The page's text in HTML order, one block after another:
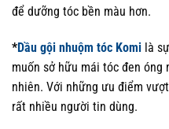
để dưỡng tóc bền màu hơn.
*Dầu gội nhuộm tóc Komi là
muốn sở hữu mái tóc đen
nhiên. Với những ưu điểm
rất nhiều người tin dùng.